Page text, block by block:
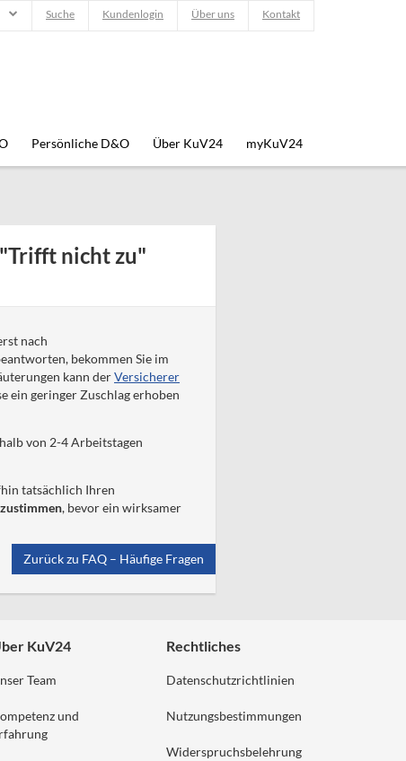
Suche Kundenlogin Über uns Kontakt
Persönliche D&O Über KuV24 myKuV24
nicht zu"
nach
bekommen Sie im
kann derVersicherer
ein geringer Zuschlag erhoben
von 2-4 Arbeitstagen
tatsächlich Ihren
, bevor ein wirksamer
Zurück zu FAQ – Häufige Fragen
KuV24
Team
und
Rechtliches
Datenschutzrichtlinien
Nutzungsbestimmungen
Widerspruchsbelehrung